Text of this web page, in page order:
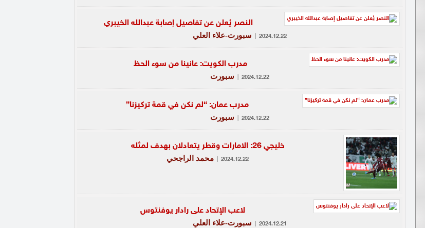
النصر يُعلن عن تفاصيل إصابة عبدالله الخيبري
2024.12.22 سبورت-علاء العلي
مدرب الكويت: عانينا من سوء الحظ
2024.12.22 سبورت
مدرب عمان: “لم نكن في قمة تركيزنا”
2024.12.22 سبورت
خليجي 26: الامارات وقطر يتعادلان بهدف لمثله
2024.12.22 محمد الراجحي
لاعب الإتحاد على رادار يوفنتوس
2024.12.21 سبورت-علاء العلي